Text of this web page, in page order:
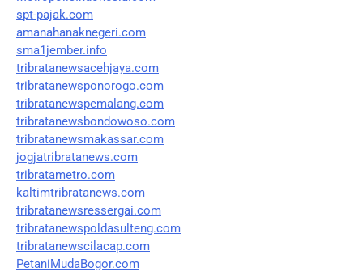
spt-pajak.com
amanahanaknegeri.com
sma1jember.info
tribratanewsacehjaya.com
tribratanewsponorogo.com
tribratanewspemalang.com
tribratanewsbondowoso.com
tribratanewsmakassar.com
jogjatribratanews.com
tribratametro.com
kaltimtribratanews.com
tribratanewsressergai.com
tribratanewspoldasulteng.com
tribratanewscilacap.com
PetaniMudaBogor.com